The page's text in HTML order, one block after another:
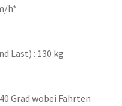
h*
Last) : 130 kg
Grad wobei Fahrten